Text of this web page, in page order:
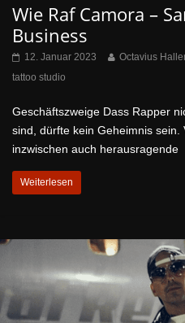
Wie Raf Camora –
Business
12. Januar 2023 Octavius
tattoo studio
Geschäftszweige Dass Rapper
sind, dürfte kein Geheimnis sein.
inzwischen auch herausragende
Weiterlesen